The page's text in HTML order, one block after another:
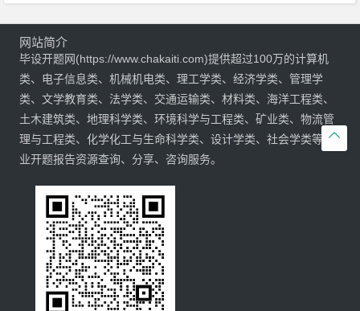

网站简介
毕设开题网(https://www.chakaiti.com)提供超过100万的计算机
类、电子信息类、机械机电类、理工学类、经济学类、管理学
类、文学教育类、法学类、交通运输类、材料类、海洋工程类、
土木建筑类、地理科学类、环境科学与工程类、矿业类、物流管
理与工程类、化学化工与生命科学类、设计学类、社会学类等专
业开题报告资源查询、分享、咨询服务。